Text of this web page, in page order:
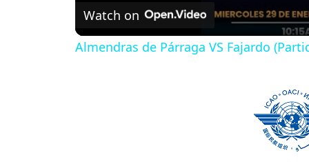
Watch on
Almendras de Párraga VS Fajardo